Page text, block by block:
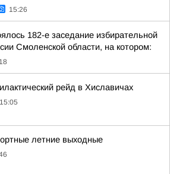
15:26
182-е заседание избирательной
Смоленской области, на котором:
рейд в Хиславичах
15:05
летние выходные